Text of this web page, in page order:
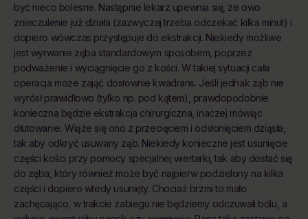
być nieco bolesne. Następnie lekarz upewnia się, że owo
znieczulenie już działa (zazwyczaj trzeba odczekać kilka minut) i
dopiero wówczas przystępuje do ekstrakcji. Niekiedy możliwe
jest wyrwanie zęba standardowym sposobem, poprzez
podważenie i wyciągnięcie go z kości. W takiej sytuacji cała
operacja może zająć dosłownie kwadrans. Jeśli jednak ząb nie
wyrósł prawidłowo (tylko np. pod kątem), prawdopodobnie
konieczna będzie ekstrakcja chirurgiczna, inaczej mówiąc
dłutowanie. Wiąże się ono z przecięciem i odsłonięciem dziąsła,
tak aby odkryć usuwany ząb. Niekiedy konieczne jest usunięcie
części kości przy pomocy specjalnej wiertarki, tak aby dostać się
do zęba, który również może być najpierw podzielony na kilka
części i dopiero wtedy usunięty. Chociaż brzmi to mało
zachęcająco, w trakcie zabiegu nie będziemy odczuwali bólu, a